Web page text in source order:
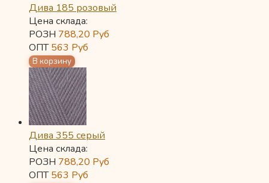
Дива 185 розовый
Цена склада:
РОЗН 788,20 Руб
ОПТ563 Руб
Дива 355 серый
Цена склада:
РОЗН 788,20 Руб
ОПТ563 Руб